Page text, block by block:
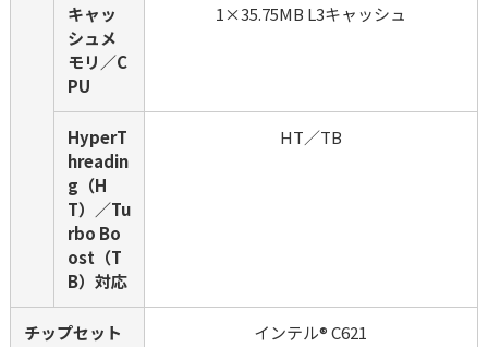
キャッ
シュメ
モリ／C
PU
1×35.75MB L3キャッシュ
HyperT
hreadin
g（H
T）／Tu
rbo Bo
ost（T
B）対応
HT／TB
チップセット インテル® C621